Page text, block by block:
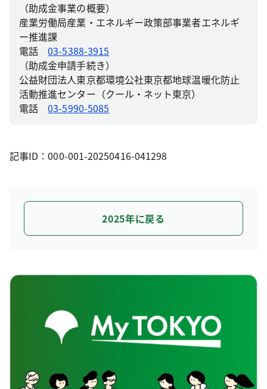
（助成金事業の概要）
産業労働局産業・エネルギー政策部事業者エネルギ
ー推進課
電話03-5388-3915
（助成金申請手続き）
公益財団法人東京都環境公社東京都地球温暖化防止
活動推進センター（クール・ネット東京）
電話03-5990-5085
記事ID：000-001-20250416-041298
2025年に戻る